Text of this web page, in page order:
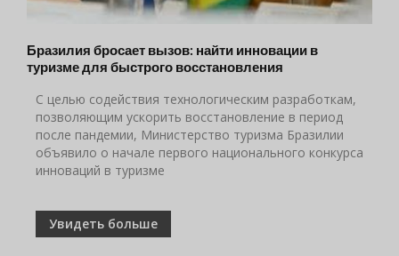
Бразилия бросает вызов: найти инновации в
туризме для быстрого восстановления
С целью содействия технологическим разработкам,
позволяющим ускорить восстановление в период
после пандемии, Министерство туризма Бразилии
объявило о начале первого национального конкурса
инноваций в туризме
Увидеть больше